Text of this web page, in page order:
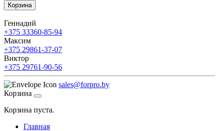
Корзина
Геннадий
+375 33360-85-94
Максим
+375 29861-37-07
Виктор
+375 29761-90-56
sales@forpro.by
Корзина
Корзина пуста.
Главная